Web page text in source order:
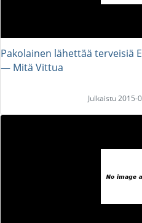
Pakolainen lähettää terveisiä
― Mitä Vittua
Julkaistu 2015-